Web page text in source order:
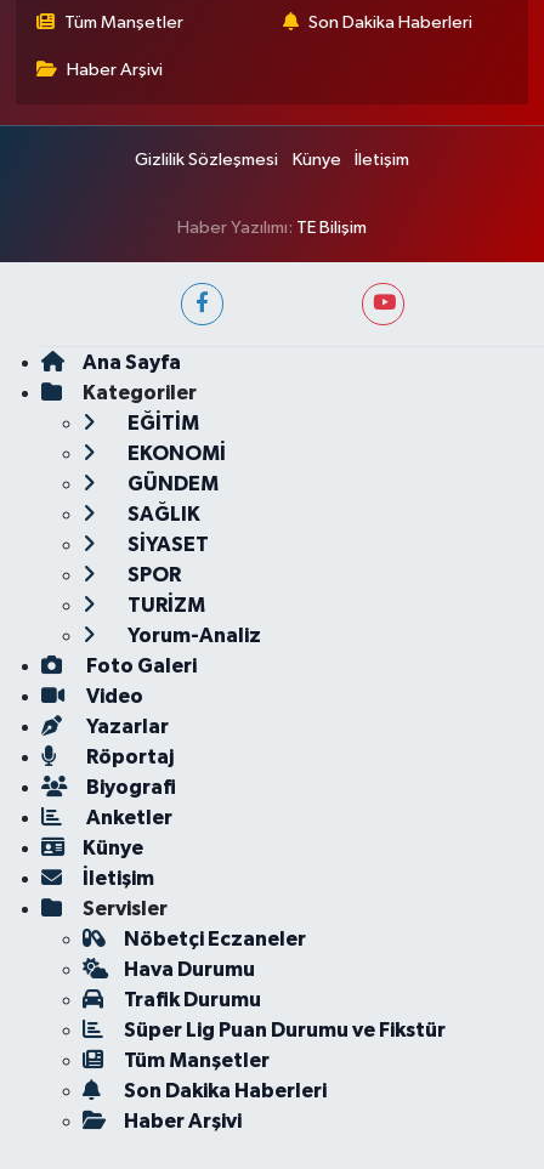
Tüm Manşetler Son Dakika Haberleri
Haber Arşivi
Gizlilik Sözleşmesi Künye İletişim
Haber Yazılımı: TE Bilişim
Ana Sayfa
Kategoriler
EĞİTİM
EKONOMİ
GÜNDEM
SAĞLIK
SİYASET
SPOR
TURİZM
Yorum-Analiz
Foto Galeri
Video
Yazarlar
Röportaj
Biyografi
Anketler
Künye
İletişim
Servisler
Nöbetçi Eczaneler
Hava Durumu
Trafik Durumu
Süper Lig Puan Durumu ve Fikstür
Tüm Manşetler
Son Dakika Haberleri
Haber Arşivi